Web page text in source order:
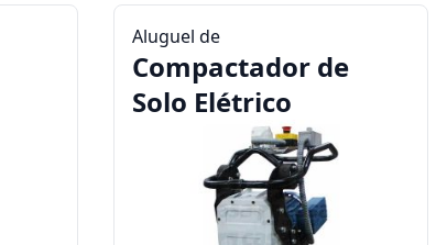
Aluguel de
Compactador de
Solo Elétrico